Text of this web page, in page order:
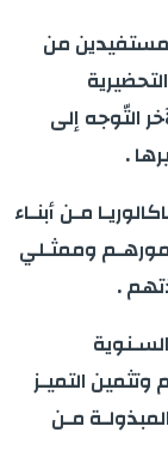
من المستفیدين من
التّوجه إلى
.
مـن أبنـاء
أمورهـم وممثـلي
.
التميـز
مـن